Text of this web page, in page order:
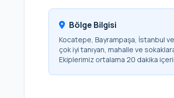
Bölge Bilgisi
Kocatepe, Bayrampaşa, İstanbul
çok iyi tanıyan, mahalle ve
Ekiplerimiz ortalama 20 dakika